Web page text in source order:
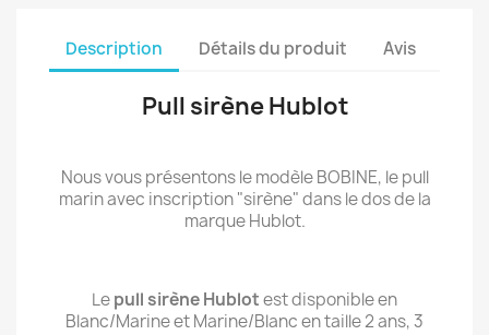
Description Détails du produit Avis
Pull sirène Hublot
Nous vous présentons le modèle BOBINE, le pull
marin avec inscription "sirène" dans le dos de la
marque Hublot.
Lepull sirène Hublotest disponible en
Blanc/Marine et Marine/Blanc en taille 2 ans, 3